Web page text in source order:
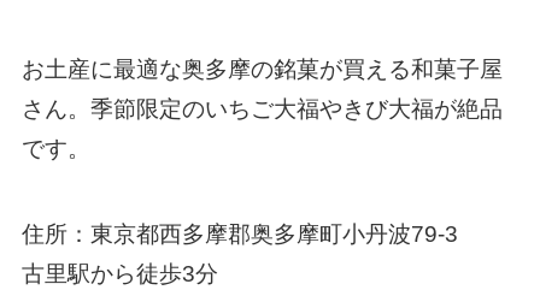
お土産に最適な奥多摩の銘菓が買える和菓子屋
さん。季節限定のいちご大福やきび大福が絶品
です。
住所：東京都西多摩郡奥多摩町小丹波79-3
古里駅から徒歩3分